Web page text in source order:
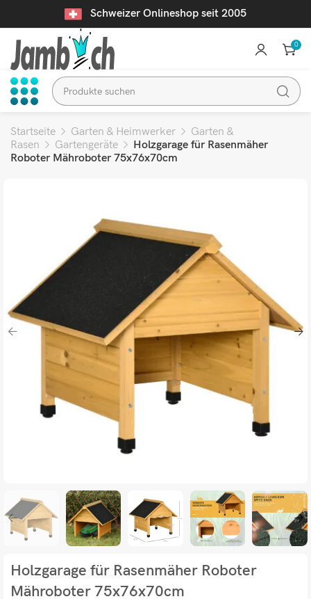
Schweizer Onlineshop seit 2005
0
Startseite Garten & Heimwerker
Garten &
Rasen
Gartengeräte
Holzgarage für Rasenmäher
Roboter Mähroboter 75x76x70cm
Holzgarage für Rasenmäher Roboter
Mähroboter 75x76x70cm